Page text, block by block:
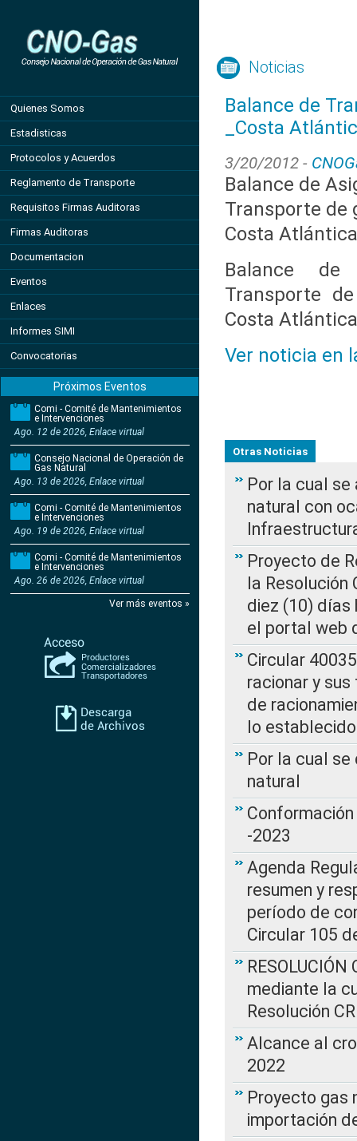
Quienes Somos
Estadisticas
Protocolos y Acuerdos
Reglamento de Transporte
Requisitos Firmas Auditoras
Firmas Auditoras
Documentacion
Eventos
Enlaces
Informes SIMI
Convocatorias
Próximos Eventos
Comi - Comité de Mantenimientos
e Intervenciones
Ago. 12 de 2026, Enlace virtual
Consejo Nacional de Operación de
Gas Natural
Ago. 13 de 2026, Enlace virtual
Comi - Comité de Mantenimientos
e Intervenciones
Ago. 19 de 2026, Enlace virtual
Comi - Comité de Mantenimientos
e Intervenciones
Ago. 26 de 2026, Enlace virtual
Ver más eventos »
Noticias
Balance de
_Costa
3/20/2012 -
Balance de
Transporte de
Costa Atlántica
Balance de
Transporte
Costa Atlántica
Ver noticia en
Otras Noticias
Por la cual
natural con
Proyecto de
la Resolución
diez (10) días
el portal web
Circular
racionar y
de
lo
Por la cual
natural
-2023
Agenda
resumen y
período de
Circular 105
mediante la
Resolución
Alcance al
2022
Proyecto gas
importación